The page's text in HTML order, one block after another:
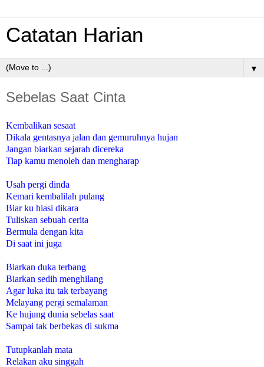
Catatan Harian
▼
Sebelas Saat Cinta
Kembalikan sesaat
Dikala gentasnya jalan dan gemuruhnya hujan
Jangan biarkan sejarah dicereka
Tiap kamu menoleh dan mengharap
Usah pergi dinda
Kemari kembalilah pulang
Biar ku hiasi dikara
Tuliskan sebuah cerita
Bermula dengan kita
Di saat ini juga
Biarkan duka terbang
Biarkan sedih menghilang
Agar luka itu tak terbayang
Melayang pergi semalaman
Ke hujung dunia sebelas saat
Sampai tak berbekas di sukma
Tutupkanlah mata
Relakan aku singgah